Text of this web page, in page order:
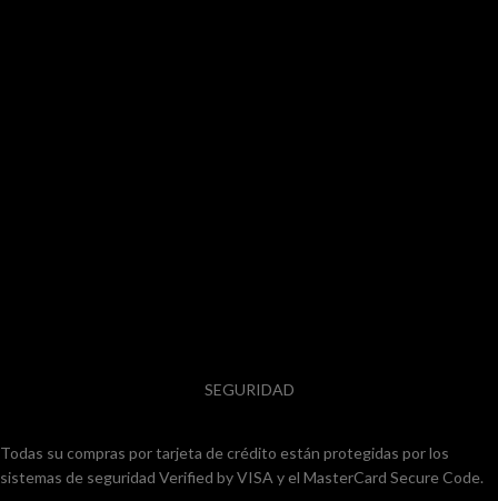
SEGURIDAD
Todas su compras por tarjeta de crédito están protegidas por los
sistemas de seguridad Verified by VISA y el MasterCard Secure Code.